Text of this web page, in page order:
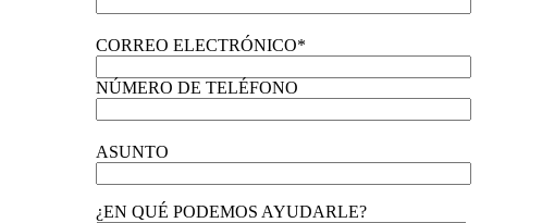
CORREO ELECTRÓNICO*
NÚMERO DE TELÉFONO
ASUNTO
¿EN QUÉ PODEMOS AYUDARLE?